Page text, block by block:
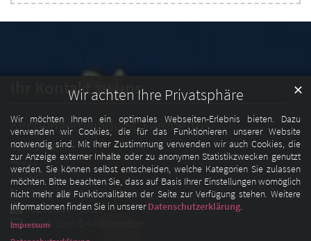
Wir achten Ihre Privatsphäre
Wir möchten Ihnen ein optimales Webseiten-Erlebnis bieten. Dazu
verwenden wir Cookies, die für das Funktionieren unserer Website
notwendig sind. Mit Ihrer Zustimmung verwenden wir auch Cookies, die
zur Anzeige externer Inhalte oder zu anonymen Statistikzwecken genutzt
werden. Sie können selbst entscheiden, welche Kategorien Sie zulassen
möchten. Bitte beachten Sie, dass auf Basis Ihrer Einstellungen womöglich
nicht mehr alle Funktionalitäten der Seite zur Verfügung stehen. Weitere
Informationen finden Sie in unsererDatenschutzerklärung.
✕
Impressum
Ihr Kontakt zu uns
Kirchengemeinde St. Lambertus
Stiftsplatz 7
40213
Düsseldorf
0211 300 499 0
0211 300 499 29
Klick zum E-Mail senden